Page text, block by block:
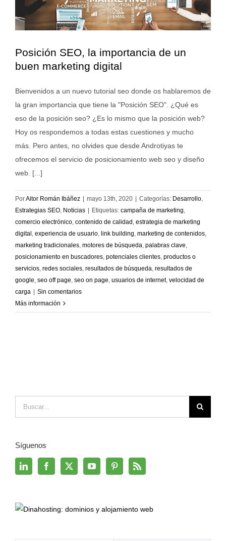
Posición SEO, la importancia de un
buen marketing digital
Bienvenidos a un nuevo tutorial seo donde os hablaremos de
la gran importancia que tiene la "Posición SEO". ¿Qué es
eso de la posición seo? ¿Es lo mismo que la posición web?
Hoy os respondemos a todas estas cuestiones y mucho
más. Pero antes, no olvides que desde Androtiyas te
ofrecemos el servicio de posicionamiento web seo y diseño
web. [...]
PorAitor Román Ibáñez | mayo 13th, 2020 | Categorías: Desarrollo,
Estrategias SEO, Noticias | Etiquetas: campaña de marketing,
comercio electrónico, contenido de calidad, estrategia de marketing
digital, experiencia de usuario, link building, marketing de contenidos,
marketing tradicionales, motores de búsqueda, palabras clave,
posicionamiento en buscadores, potenciales clientes, productos o
servicios, redes sociales, resultados de búsqueda, resultados de
google, seo off page, seo on page, usuarios de internet, velocidad de
carga | Sin comentarios
Más información
Síguenos